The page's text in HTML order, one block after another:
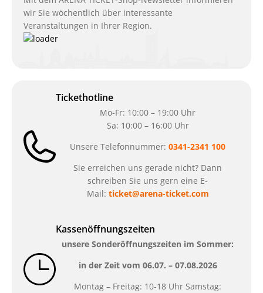
wir Sie wöchentlich über interessante
Veranstaltungen in Ihrer Region.
Tickethotline
Mo-Fr: 10:00 – 19:00 Uhr
Sa: 10:00 – 16:00 Uhr
Unsere Telefonnummer: 0341-2341 100
Sie erreichen uns gerade nicht? Dann
schreiben Sie uns gern eine E-
Mail: ticket@arena-ticket.com
Kassenöffnungszeiten
unsere Sonderöffnungszeiten im Sommer:
in der Zeit vom 06.07. – 07.08.2026
Montag – Freitag: 10-18 Uhr Samstag: